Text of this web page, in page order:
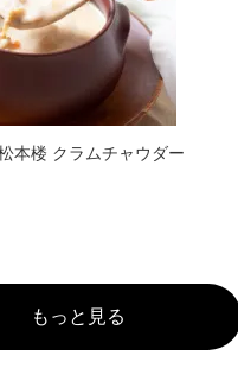
本楼 クラムチャウダー
もっと見る